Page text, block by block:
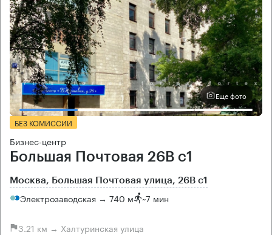
Еще фото
БЕЗ КОМИССИИ
Бизнес-центр
Большая Почтовая 26В с1
Москва, Большая Почтовая улица, 26В с1
Электрозаводская → 740 м ~7 мин
3.21 км → Халтуринская улица